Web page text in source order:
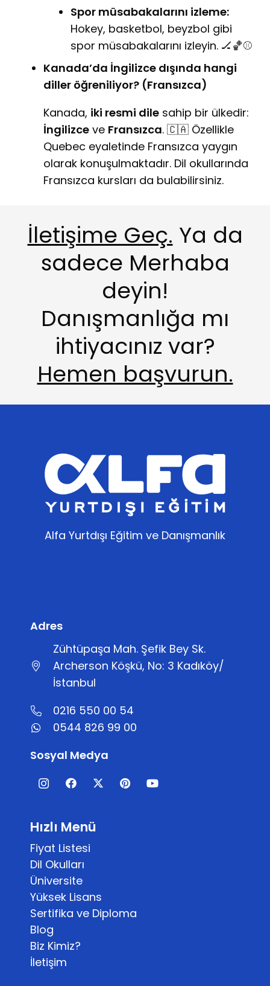
Spor müsabakalarını izleme:
Hokey, basketbol, beyzbol gibi
spor müsabakalarını izleyin. 🏒🏀⚾
Kanada’da İngilizce dışında hangi
diller öğreniliyor? (Fransızca)
Kanada, iki resmi dile sahip bir ülkedir:
İngilizce ve Fransızca. 🇨🇦 Özellikle
Quebec eyaletinde Fransızca yaygın
olarak konuşulmaktadır. Dil okullarında
Fransızca kursları da bulabilirsiniz.
İletişime Geç. Ya da
sadece Merhaba
deyin!
Danışmanlığa mı
ihtiyacınız var?
Hemen başvurun.
Alfa Yurtdışı Eğitim ve Danışmanlık
Adres
Zühtüpaşa Mah. Şefik Bey Sk.
Archerson Köşkü, No: 3 Kadıköy/
İstanbul
0216 550 00 54
0544 826 99 00
Sosyal Medya
Hızlı Menü
Fiyat Listesi
Dil Okulları
Üniversite
Yüksek Lisans
Sertifika ve Diploma
Blog
Biz Kimiz?
İletişim